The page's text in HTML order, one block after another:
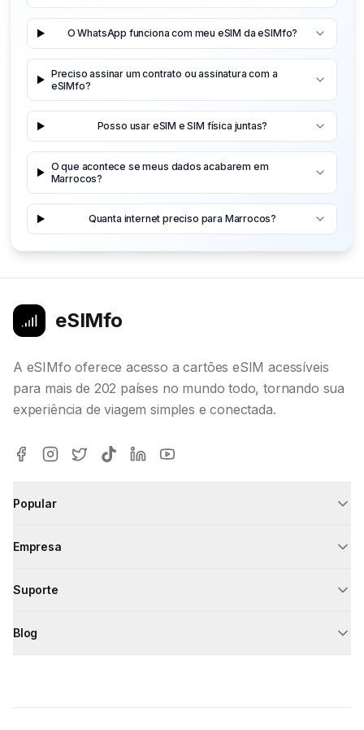
O WhatsApp funciona com meu eSIM da eSIMfo?
Preciso assinar um contrato ou assinatura com a
eSIMfo?
Posso usar eSIM e SIM física juntas?
O que acontece se meus dados acabarem em
Marrocos?
Quanta internet preciso para Marrocos?
eSIMfo
A eSIMfo oferece acesso a cartões eSIM acessíveis
para mais de 202 países no mundo todo, tornando sua
experiência de viagem simples e conectada.
Popular
Empresa
Suporte
Blog